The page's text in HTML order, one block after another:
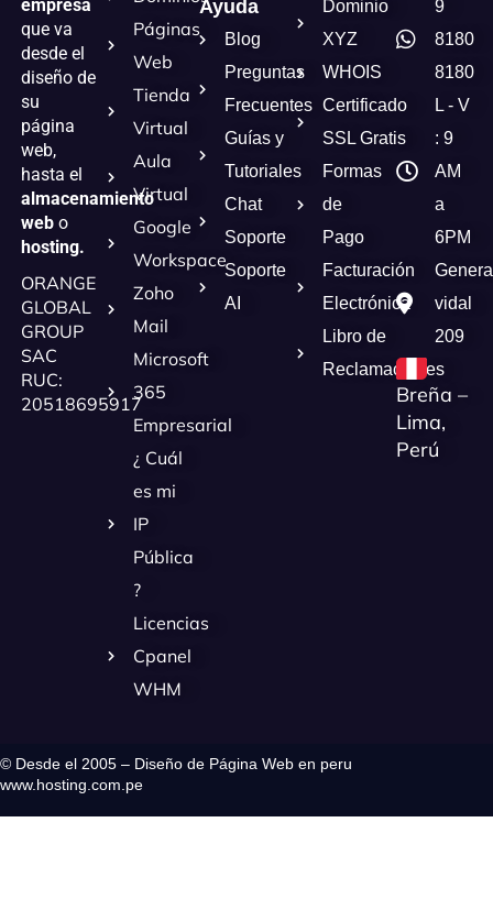
empresa
que va
desde el
diseño de
su
página
web,
hasta el
almacenamiento
webo
hosting.
ORANGE
GLOBAL
GROUP
SAC
RUC:
20518695917
Páginas
Web
Tienda
Virtual
Aula
Virtual
Google
Workspace
Zoho
Mail
Microsoft
365
Empresarial
¿ Cuál
es mi
IP
Pública
?
Licencias
Cpanel
WHM
Ayuda
Blog
Preguntas
Frecuentes
Guías y
Tutoriales
Chat
Soporte
Soporte
AI
Dominio
XYZ
WHOIS
Certificado
SSL Gratis
Formas
de
Pago
Facturación
Electrónica
Libro de
Reclamaciones
9
8180
8180
L - V
: 9
AM
a
6PM
vidal
209
Breña –
Lima,
Perú
© Desde el 2005 – Diseño de Página Web en peru
www.hosting.com.pe